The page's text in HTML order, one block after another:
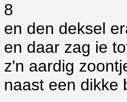
8
en den deksel
en daar zag ie
z'n aardig
naast een dikke